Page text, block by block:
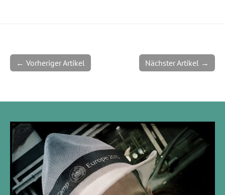
Nächster Artikel →
← Vorheriger Artikel